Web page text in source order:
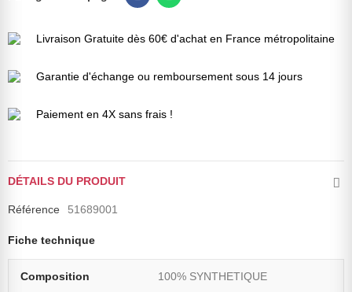
Livraison Gratuite dès 60€ d'achat en France métropolitaine
Garantie d'échange ou remboursement sous 14 jours
Paiement en 4X sans frais !
DÉTAILS DU PRODUIT
Référence 51689001
Fiche technique
Composition 100% SYNTHETIQUE